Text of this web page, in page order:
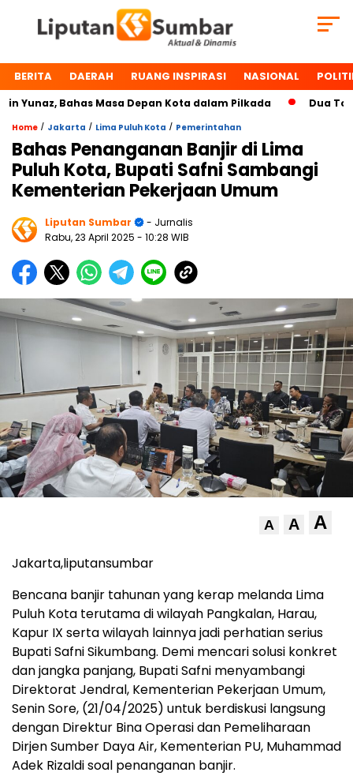
BERITA DAERAH RUANG INSPIRASI NASIONAL
Bahas Masa Depan Kota dalam Pilkada Dua Tokoh
Home / Jakarta / Lima Puluh Kota / Pemerintahan
Bahas Penanganan Banjir di Lima
Puluh Kota, Bupati Safni Sambangi
Kementerian Pekerjaan Umum
Liputan Sumbar
- Jurnalis
Rabu, 23 April 2025 - 10:28 WIB
A A A
Jakarta,liputansumbar
Bencana banjir tahunan yang kerap melanda Lima
Puluh Kota terutama di wilayah Pangkalan, Harau,
Kapur IX serta wilayah lainnya jadi perhatian serius
Bupati Safni Sikumbang. Demi mencari solusi konkret
dan jangka panjang, Bupati Safni menyambangi
Direktorat Jendral, Kementerian Pekerjaan Umum,
Senin Sore, (21/04/2025) untuk berdiskusi langsung
dengan Direktur Bina Operasi dan Pemeliharaan
Dirjen Sumber Daya Air, Kementerian PU, Muhammad
Adek Rizaldi soal penanganan banjir.